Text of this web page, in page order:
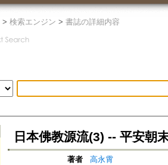
> 検索エンジン > 書誌の詳細内容
日本佛教源流(3) -- 平安朝
著者
高永霄